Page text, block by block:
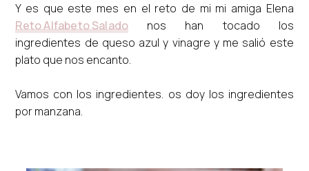
Y es que este mes en el reto de mi mi amiga Elena
Reto Alfabeto Salado nos han tocado los
ingredientes de queso azul y vinagre y me salió este
plato que nos encanto.
Vamos con los ingredientes. os doy los ingredientes
por manzana.